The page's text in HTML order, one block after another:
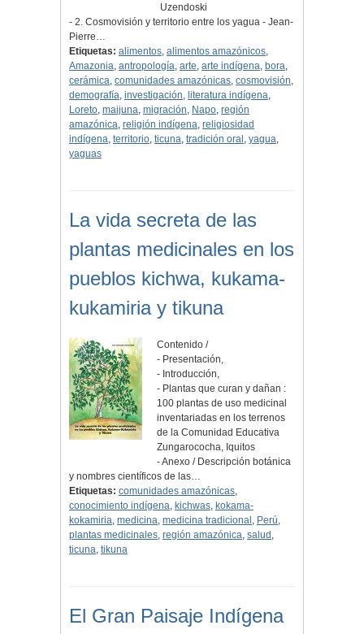
Uzendoski
- 2. Cosmovisión y territorio entre los yagua - Jean-
Pierre…
Etiquetas: alimentos, alimentos amazónicos,
Amazonia, antropología, arte, arte indígena, bora,
cerámica, comunidades amazónicas, cosmovisión,
demografía, investigación, literatura indígena,
Loreto, maijuna, migración, Napo, región
amazónica, religión indígena, religiosidad
indígena, territorio, ticuna, tradición oral , yagua,
yaguas
La vida secreta de las
plantas medicinales en los
pueblos kichwa, kukama-
kukamiria y tikuna
Contenido /
- Presentación,
- Introducción,
- Plantas que curan y dañan :
100 plantas de uso medicinal
inventariadas en los terrenos
de la Comunidad Educativa
Zungarococha, Iquitos
- Anexo / Descripción botánica
y nombres científicos de las…
Etiquetas: comunidades amazónicas,
conocimiento indígena, kichwas, kokama-
kokamiria, medicina, medicina tradicional , Perú,
plantas medicinales, región amazónica, salud ,
ticuna, tikuna
El Gran Paisaje Indígena